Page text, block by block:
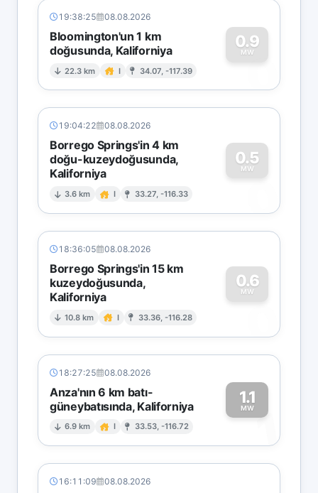
19:38:25 08.08.2026
Bloomington'un 1 km
doğusunda, Kaliforniya
22.3 km I 34.07, -117.39
0.9
MW
0
19:04:22 08.08.2026
Borrego Springs'in 4 km
doğu-kuzeydoğusunda,
Kaliforniya
3.6 km I 33.27, -116.33
0.5
MW
0
18:36:05 08.08.2026
Borrego Springs'in 15 km
kuzeydoğusunda,
Kaliforniya
10.8 km I 33.36, -116.28
0.6
MW
0
18:27:25 08.08.2026
Anza'nın 6 km batı-
güneybatısında, Kaliforniya
6.9 km I 33.53, -116.72
1.1
MW1
16:11:09 08.08.2026